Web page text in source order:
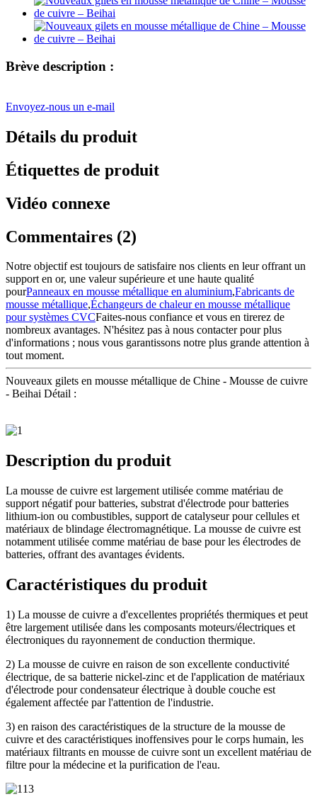
Brève description :
Envoyez-nous un e-mail
Détails du produit
Étiquettes de produit
Vidéo connexe
Commentaires (2)
Notre objectif est toujours de satisfaire nos clients en leur offrant un
support en or, une valeur supérieure et une haute qualité
pourPanneaux en mousse métallique en aluminium,Fabricants de
mousse métallique,Échangeurs de chaleur en mousse métallique
pour systèmes CVCFaites-nous confiance et vous en tirerez de
nombreux avantages. N'hésitez pas à nous contacter pour plus
d'informations ; nous vous garantissons notre plus grande attention à
tout moment.
Nouveaux gilets en mousse métallique de Chine - Mousse de cuivre
- Beihai Détail :
Description du produit
La mousse de cuivre est largement utilisée comme matériau de
support négatif pour batteries, substrat d'électrode pour batteries
lithium-ion ou combustibles, support de catalyseur pour cellules et
matériaux de blindage électromagnétique. La mousse de cuivre est
notamment utilisée comme matériau de base pour les électrodes de
batteries, offrant des avantages évidents.
Caractéristiques du produit
1) La mousse de cuivre a d'excellentes propriétés thermiques et peut
être largement utilisée dans les composants moteurs/électriques et
électroniques du rayonnement de conduction thermique.
2) La mousse de cuivre en raison de son excellente conductivité
électrique, de sa batterie nickel-zinc et de l'application de matériaux
d'électrode pour condensateur électrique à double couche est
également affectée par l'attention de l'industrie.
3) en raison des caractéristiques de la structure de la mousse de
cuivre et des caractéristiques inoffensives pour le corps humain, les
matériaux filtrants en mousse de cuivre sont un excellent matériau de
filtre pour la médecine et la purification de l'eau.